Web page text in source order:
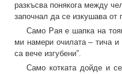
разкъсва понякога между
започнал да се изкушава от
Само Рая е шапка на
ми намери очилата – тича и
са вече изгубени”.
Само котката дойде и